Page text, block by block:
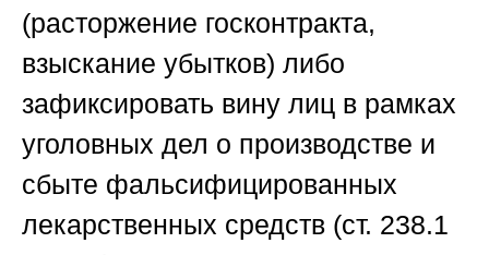
(расторжение госконтракта,
взыскание убытков) либо
зафиксировать вину лиц в рамках
уголовных дел о производстве и
сбыте фальсифицированных
лекарственных средств (ст. 238.1